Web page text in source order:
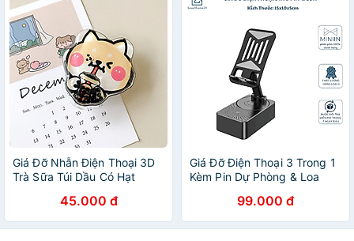
Giá Đỡ Nhẫn Điện Thoại 3D
Trà Sữa Túi Dầu Có Hạt
45.000 đ
Giá Đỡ Điện Thoại 3 Trong 1
Kèm Pin Dự Phòng & Loa
Dàng Mang Theo Khi Di
Chuyển - HÀNG CHÍNH
HÃNG MINIIN
99.000 đ